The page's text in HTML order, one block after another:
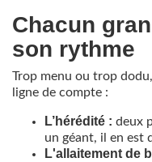
Chacun
son rythme
Trop menu ou trop
ligne de compte :
L’hérédité : deux
un géant, il en est
L'allaitement de